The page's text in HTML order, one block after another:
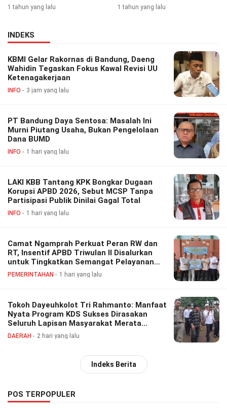
1 tahun yang lalu 1 tahun yang lalu
INDEKS
KBMI Gelar Rakornas di Bandung, Daeng
Wahidin Tegaskan Fokus Kawal Revisi UU
Ketenagakerjaan
INFO 3 jam yang lalu
PT Bandung Daya Sentosa: Masalah Ini
Murni Piutang Usaha, Bukan Pengelolaan
Dana BUMD
INFO 1 hari yang lalu
LAKI KBB Tantang KPK Bongkar Dugaan
Korupsi APBD 2026, Sebut MCSP Tanpa
Partisipasi Publik Dinilai Gagal Total
INFO 1 hari yang lalu
Camat Ngamprah Perkuat Peran RW dan
RT, Insentif APBD Triwulan II Disalurkan
untuk Tingkatkan Semangat Pelayanan
Masyarakat
PEMERINTAHAN 1 hari yang lalu
Tokoh Dayeuhkolot Tri Rahmanto: Manfaat
Nyata Program KDS Sukses Dirasakan
Seluruh Lapisan Masyarakat Merata
Sampai Pelosok.
DAERAH 2 hari yang lalu
Indeks Berita
POS TERPOPULER